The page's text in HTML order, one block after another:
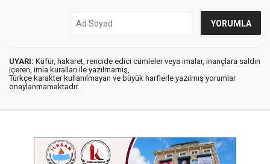
UYARI: Küfür, hakaret, rencide edici cümleler veya imalar, inançlara saldırı
içeren, imla kuralları ile yazılmamış,
Türkçe karakter kullanılmayan ve büyük harflerle yazılmış yorumlar
onaylanmamaktadır.